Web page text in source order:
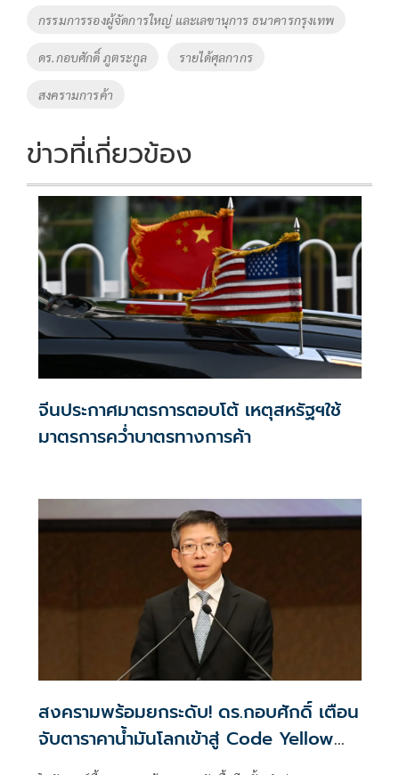
k k
กรรมการรองผู้จัดการใหญ่ และเลขานุการ ธนาคารกรุงเทพ
ดร.กอบศักดิ์ ภูตระกูล รายได้ศุลกากร
สงครามการค้า
ข่าวที่เกี่ยวข้อง
จีนประกาศมาตรการตอบโต้ เหตุสหรัฐฯใช้
มาตรการคว่ำบาตรทางการค้า
สงครามพร้อมยกระดับ! ดร.กอบศักดิ์ เตือน
จับตาราคาน้ำมันโลกเข้าสู่ Code Yellow